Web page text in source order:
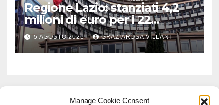
Manage Cookie Consent
Regione Lazio: stanziati 4,2
milioni di euro per i 22
Comuni dell’Etruria
Meridionale
5 AGOSTO 2026 GRAZIAROSA VILLANI